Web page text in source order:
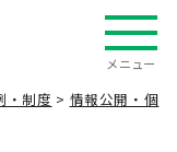
メニュー
・制度 > 情報公開・個